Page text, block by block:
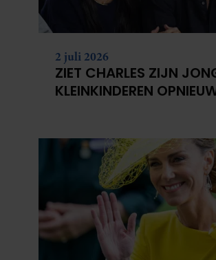
2 juli 2026
ZIET CHARLES ZIJN
KLEINKINDEREN